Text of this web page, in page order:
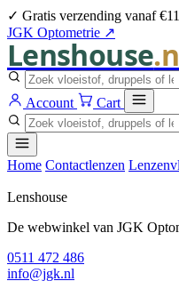
✓ Gratis verzending vanaf
JGK Optometrie ↗
Lenshouse
Account Cart
Home Contactlenzen
Lenshouse
De webwinkel van JGK
0511 472 486
info@jgk.nl